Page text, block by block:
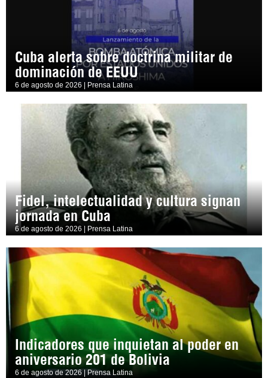
Cuba alerta sobre doctrina militar de
dominación de EEUU
6 de agosto de 2026 | Prensa Latina
Fidel, intelectualidad y cultura signan
jornada en Cuba
6 de agosto de 2026 | Prensa Latina
Indicadores que inquietan al poder en
aniversario 201 de Bolivia
6 de agosto de 2026 | Prensa Latina